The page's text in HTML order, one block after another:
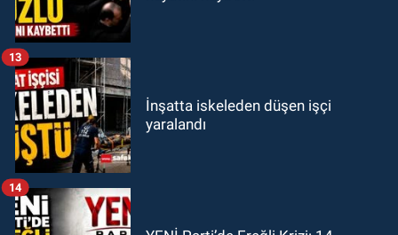
İnşatta iskeleden düşen işçi
yaralandı
13
14